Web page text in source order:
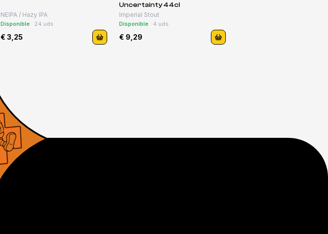
NEIPA / Hazy IPA
Disponible· 24 uds
€ 3,25
Uncertainty 44cl
Imperial Stout
Disponible · 4 uds
€ 9,29